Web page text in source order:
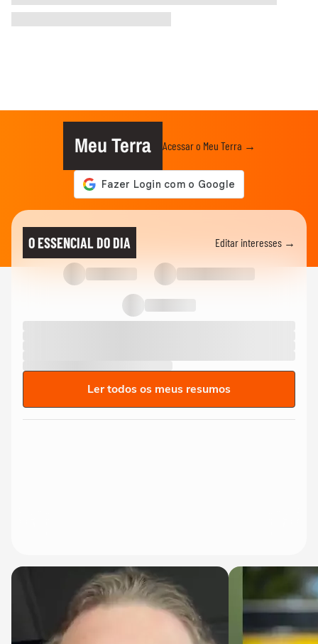
Meu Terra Acessar o Meu Terra →
O ESSENCIAL DO DIA Editar interesses →
Ler todos os meus resumos